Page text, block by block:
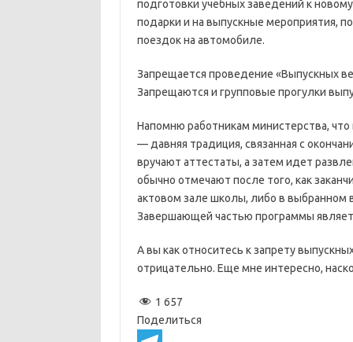
подготовки учебных заведений к
подарки и на выпускные мероприятия,
поездок на автомобиле.
Запрещается проведение «Выпускных
Запрещаются и групповые прогулки
Напомню работникам министерства,
— давняя традиция, связанная с
вручают аттестаты, а затем идет
обычно отмечают после того, как
актовом зале школы, либо в выбранном
Завершающей частью программы
А вы как относитесь к запрету
отрицательно. Еще мне интересно,
1 657
Поделиться